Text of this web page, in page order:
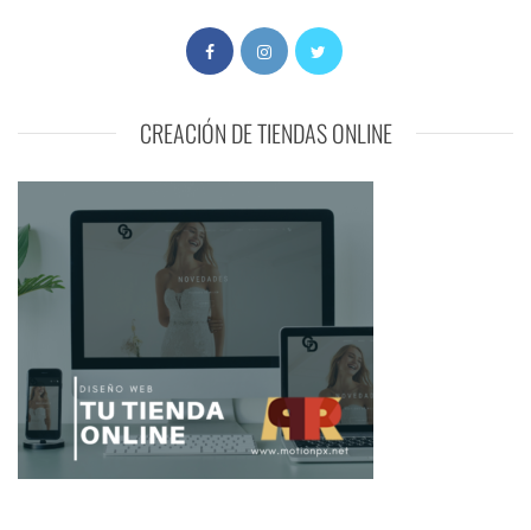
CREACIÓN DE TIENDAS ONLINE